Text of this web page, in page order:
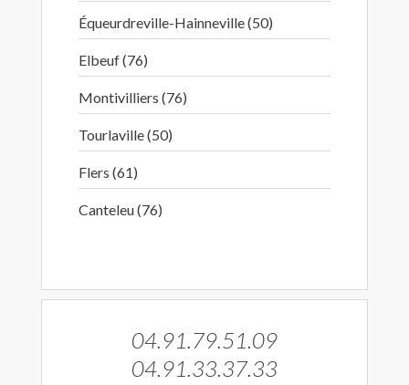
Équeurdreville-Hainneville (50)
Elbeuf (76)
Montivilliers (76)
Tourlaville (50)
Flers (61)
Canteleu (76)
04.91.79.51.09
04.91.33.37.33